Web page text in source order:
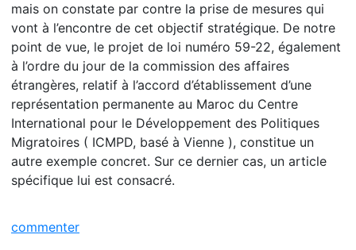
mais on constate par contre la prise de mesures qui
vont à l’encontre de cet objectif stratégique. De notre
point de vue, le projet de loi numéro 59-22, également
à l’ordre du jour de la commission des affaires
étrangères, relatif à l’accord d’établissement d’une
représentation permanente au Maroc du Centre
International pour le Développement des Politiques
Migratoires ( ICMPD, basé à Vienne ), constitue un
autre exemple concret. Sur ce dernier cas, un article
spécifique lui est consacré.
commenter